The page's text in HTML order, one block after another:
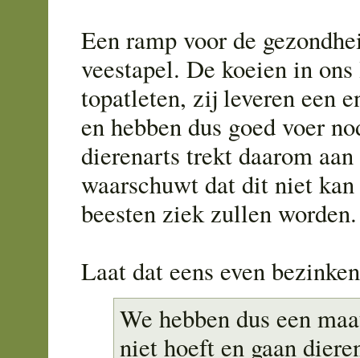
Een ramp voor de
veestapel. De koeien in
topatleten, zij leveren een
en hebben dus goed voer
dierenarts trekt daarom
waarschuwt dat dit niet
beesten ziek zullen worden.
Laat dat eens even
We hebben dus een
niet hoeft en gaan